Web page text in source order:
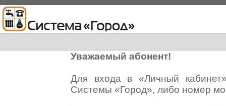
Уважаемый абонент!
Для входа в «Личный
Системы «Город», либо номер